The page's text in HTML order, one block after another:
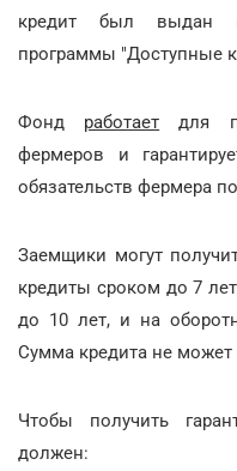
кредит был выдан в
программы "Доступные
Фонд работает для
фермеров и
обязательств фермера
Заемщики могут
кредиты сроком до 7
до 10 лет, и на
Сумма кредита не
Чтобы получить
должен: